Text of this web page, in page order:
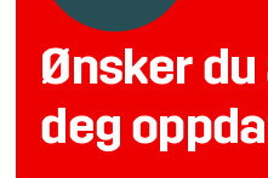
Ønsker du
deg